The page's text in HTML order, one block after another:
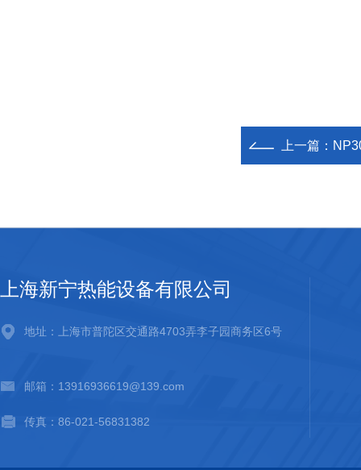
上一篇：
上海新宁热能设备有限公司
地址：上海市普陀区交通路4703弄李子园商务区6号
邮箱：13916936619@139.com
传真：86-021-56831382